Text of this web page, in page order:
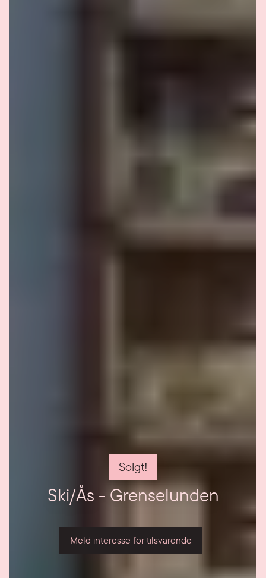
Solgt!
Ski/Ås - Grenselunden
Meld interesse for tilsvarende